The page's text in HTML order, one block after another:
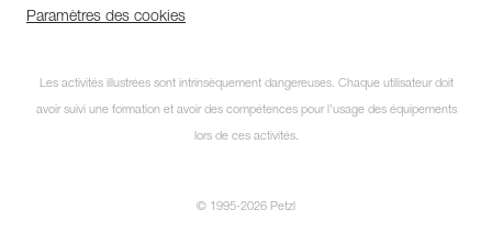
Paramètres des cookies
Les activités illustrées sont intrinsèquement dangereuses. Chaque utilisateur doit
avoir suivi une formation et avoir des compétences pour l’usage des équipements
lors de ces activités.
© 1995-2026 Petzl